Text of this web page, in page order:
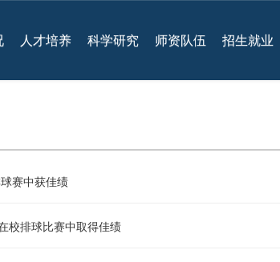
人才培养 科学研究 师资队伍 招生就业
赛中获佳绩
校排球比赛中取得佳绩